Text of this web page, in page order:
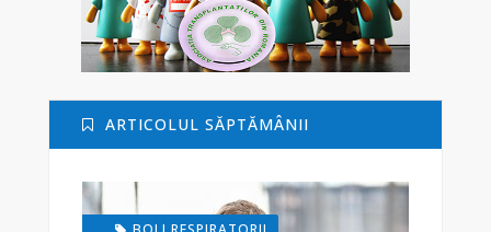
ARTICOLUL SĂPTĂMÂNII